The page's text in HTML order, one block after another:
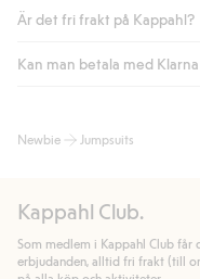
Är det fri frakt på Kappahl?
Är du medlem i Kappahl
automatik efter du
handlar för.
Läs mer
Kan man betala med
bland annat faktura och
allmänna villkor.
Läs mer
Newbie Jumpsuits
Kappahl Club.
Som medlem i Kappahl Club får
erbjudanden, alltid fri frakt (till